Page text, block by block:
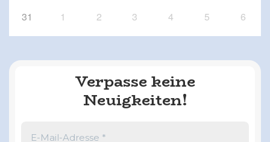
31 1 2 3 4 5 6
Verpasse keine
Neuigkeiten!